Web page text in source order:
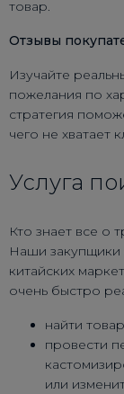
товар.
Отзывы
Изучайте
пожелания по
стратегия
чего не хватает
Услуга
Кто знает все о
Наши закупщики
китайских
очень быстро
найти
провести
или